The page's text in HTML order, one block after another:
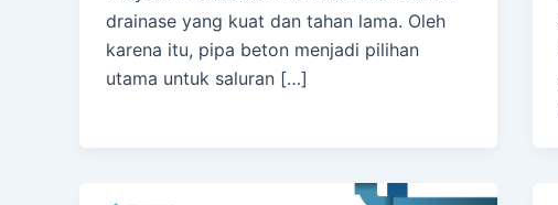
drainase yang kuat dan tahan lama. Oleh
karena itu, pipa beton menjadi pilihan
utama untuk saluran […]